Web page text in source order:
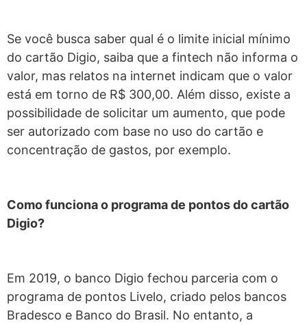
Se você busca saber qual é o limite inicial mínimo
do cartão Digio, saiba que a fintech não informa o
valor, mas relatos na internet indicam que o valor
está em torno de R$ 300,00. Além disso, existe a
possibilidade de solicitar um aumento, que pode
ser autorizado com base no uso do cartão e
concentração de gastos, por exemplo.
Como funciona o programa de pontos do cartão
Digio?
Em 2019, o banco Digio fechou parceria com o
programa de pontos Livelo, criado pelos bancos
Bradesco e Banco do Brasil. No entanto, a